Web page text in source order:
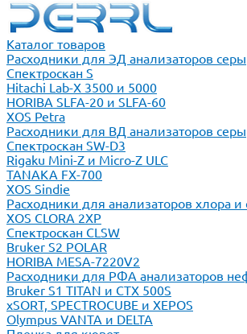
Каталог товаров
Расходники для ЭД анализаторов серы
Спектроскан S
Hitachi Lab-X 3500 и 5000
HORIBA SLFA-20 и SLFA-60
XOS Petra
Расходники для ВД анализаторов серы
Спектроскан SW-D3
Rigaku Mini-Z и Micro-Z ULC
TANAKA FX-700
XOS Sindie
Расходники для анализаторов хлора и
XOS CLORA 2XP
Спектроскан CLSW
Bruker S2 POLAR
HORIBA MESA-7220V2
Расходники для РФА анализаторов
Bruker S1 TITAN и CTX 500S
xSORT, SPECTROCUBE и XEPOS
Olympus VANTA и DELTA